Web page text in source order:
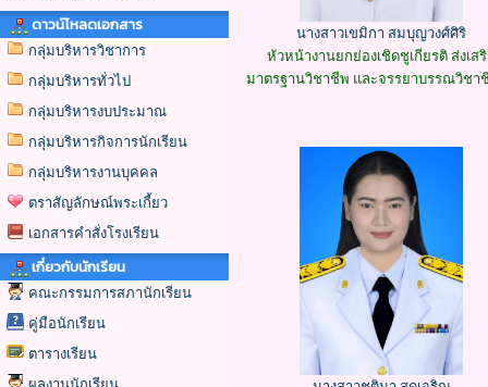
ดาวน์โหลดเอกสาร
กลุ่มบริหารวิชาการ
กลุ่มบริหารทั่วไป
กลุ่มบริหารงบประมาณ
กลุ่มบริหารกิจการนักเรียน
กลุ่มบริหารงานบุคคล
ตราสัญลักษณ์พระเกี้ยว
เอกสารคำสั่งโรงเรียน
เกี่ยวกับนักเรียน
คณะกรรมการสภานักเรียน
คู่มือนักเรียน
ตารางเรียน
นางสาวเขมิกา สมบุญวงศ์ศิริ
หัวหน้างานยกย่องเชิดชูเกียรติ ส่งเส
มาตรฐานวิชาชีพ และจรรยาบรรณวิชา